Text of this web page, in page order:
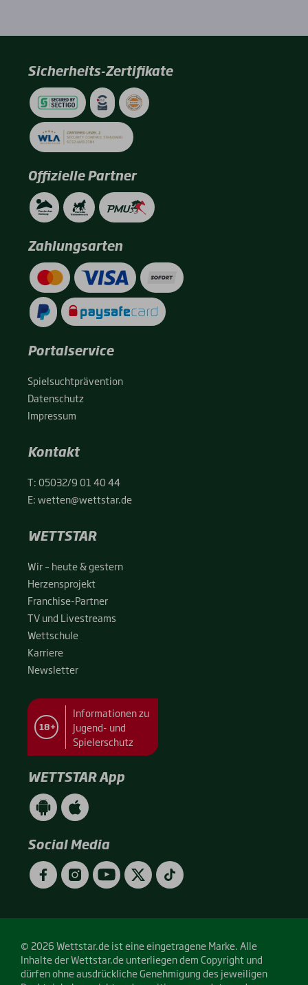
Sicherheits-Zertifikate
Offizielle Partner
Zahlungsarten
Portalservice
Spiel­sucht­prä­ven­ti­on
Daten­schutz
Impres­sum
Kontakt
T:05032/9 01 40 44
E:wetten@wettstar.de
WETTSTAR
Wir – heu­te & ges­tern
Her­zens­pro­jekt
Fran­chise-Par­t­­ner
TV und Live­streams
Wett­schu­le
Kar­rie­re
News­let­ter
18+
Informationen zu
Jugend- und
Spielerschutz
WETTSTAR App
WETTSTAR
App
(Android
/
Google
Play)
WETTSTAR
App
(Apple
/
App
Store)
Social Media
FacebookInstagramYouTubeTwitterTikTok
© 2026 Wettstar.de ist eine eingetragene Marke. Alle
Inhalte der Wettstar.de unterliegen dem Copyright und
dürfen ohne ausdrückliche Genehmigung des jeweiligen